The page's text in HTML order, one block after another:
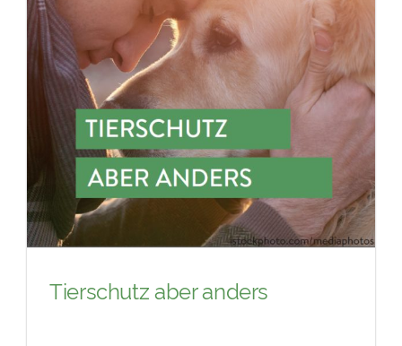
Tierschutz aber anders